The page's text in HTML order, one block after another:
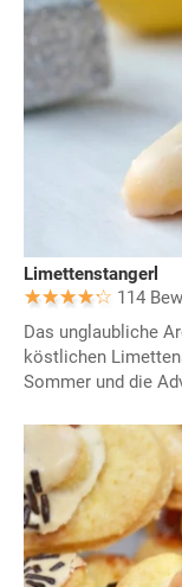
Limettenstangerl
114
Das unglaubliche
köstlichen
Sommer und die